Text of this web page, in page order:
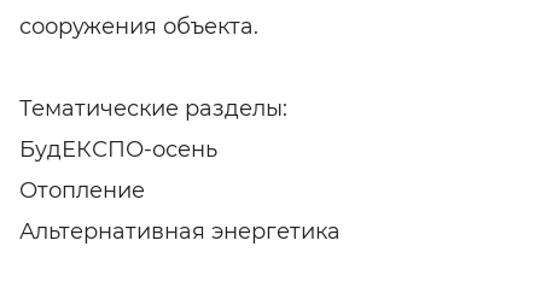
сооружения объекта.
Тематические разделы:
БудЕКСПО-осень
Отопление
Альтернативная энергетика